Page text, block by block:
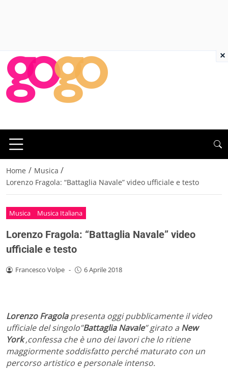
Home / Musica /
Lorenzo Fragola: “Battaglia Navale” video ufficiale e testo
Musica Musica Italiana
Lorenzo Fragola: “Battaglia Navale” video
ufficiale e testo
Francesco Volpe - 6 Aprile 2018
Lorenzo Fragolapresenta oggi pubblicamente il video
ufficiale del singolo”Battaglia Navale” girato a New
York,confessa che è uno dei lavori che lo ritiene
maggiormente soddisfatto perché maturato con un
percorso artistico e personale intenso.
×